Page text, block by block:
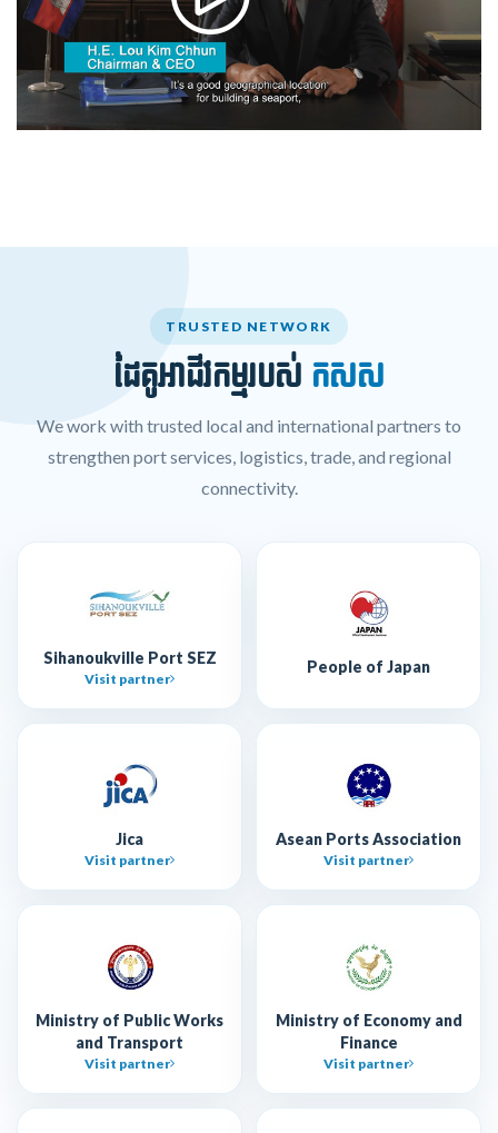
TRUSTED NETWORK
ដៃគូអាជីវកម្មរបស់ កសស
We work with trusted local and international partners to
strengthen port services, logistics, trade, and regional
connectivity.
Sihanoukville Port SEZ
Visit partner
People of Japan
Jica
Visit partner
Asean Ports Association
Visit partner
Ministry of Public Works
and Transport
Visit partner
Ministry of Economy and
Finance
Visit partner